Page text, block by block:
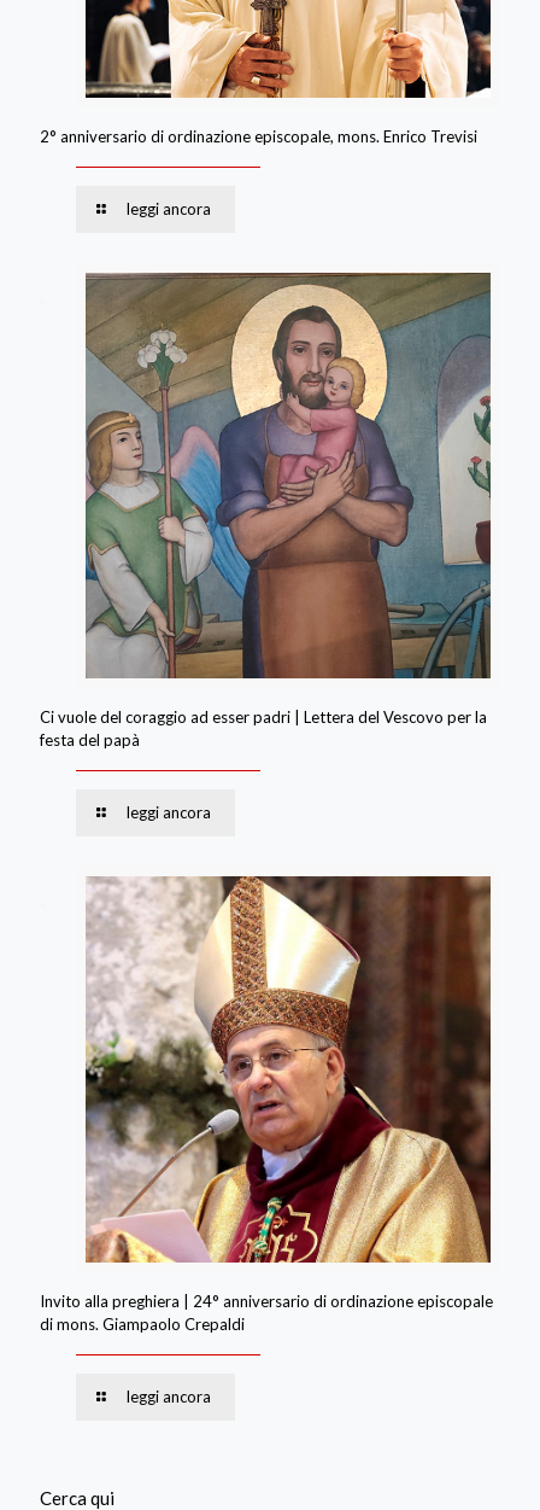
2° anniversario di ordinazione episcopale, mons. Enrico Trevisi
leggi ancora
Ci vuole del coraggio ad esser padri | Lettera del Vescovo per la
festa del papà
leggi ancora
Invito alla preghiera | 24° anniversario di ordinazione episcopale
di mons. Giampaolo Crepaldi
leggi ancora
Cerca qui